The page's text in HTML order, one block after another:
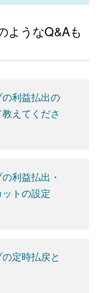
ようなQ&Aも
利益払出の
えてくださ
利益払出・
トの設定
定時払戻と